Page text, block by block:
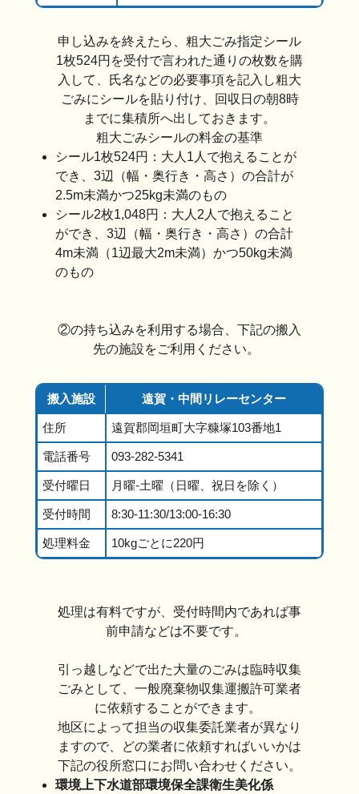
申し込みを終えたら、粗大ごみ指定シール
1枚524円を受付で言われた通りの枚数を購
入して、氏名などの必要事項を記入し粗大
ごみにシールを貼り付け、回収日の朝8時
までに集積所へ出しておきます。
粗大ごみシールの料金の基準
シール1枚524円：大人1人で抱えることが
でき、3辺（幅・奥行き・高さ）の合計が
2.5m未満かつ25kg未満のもの
シール2枚1,048円：大人2人で抱えること
ができ、3辺（幅・奥行き・高さ）の合計
4m未満（1辺最大2m未満）かつ50kg未満
のもの
②の持ち込みを利用する場合、下記の搬入
先の施設をご利用ください。
搬入施設 遠賀・中間リレーセンター
住所 遠賀郡岡垣町大字糠塚103番地1
電話番号 093-282-5341
受付曜日 月曜-土曜（日曜、祝日を除く）
受付時間 8:30-11:30/13:00-16:30
処理料金 10kgごとに220円
処理は有料ですが、受付時間内であれば事
前申請などは不要です。
引っ越しなどで出た大量のごみは臨時収集
ごみとして、一般廃棄物収集運搬許可業者
に依頼することができます。
地区によって担当の収集委託業者が異なり
ますので、どの業者に依頼すればいいかは
下記の役所窓口にお問い合わせください。
環境上下水道部環境保全課衛生美化係